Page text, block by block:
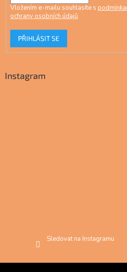
Vložením e-mailu souhlasíte s
ochrany osobních údajů
PŘIHLÁSIT SE
Instagram
Sledovat na Instagramu